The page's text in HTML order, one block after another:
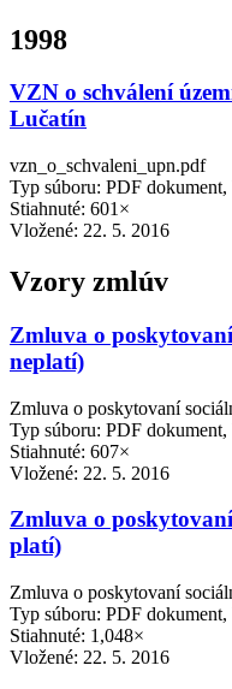
1998
VZN o schválení
Lučatín
vzn_o_schvaleni_upn.pdf
Typ súboru: PDF
Stiahnuté: 601×
Vložené: 22. 5. 2016
Vzory zmlúv
Zmluva o
neplatí)
Zmluva o poskytovaní
Typ súboru: PDF
Stiahnuté: 607×
Vložené: 22. 5. 2016
Zmluva o
platí)
Zmluva o poskytovaní
Typ súboru: PDF
Stiahnuté: 1,048×
Vložené: 22. 5. 2016